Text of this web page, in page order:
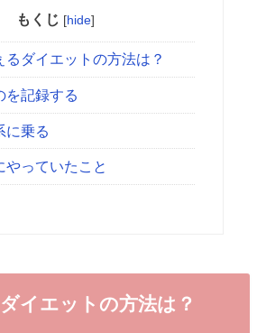
もくじ [hide]
るダイエットの方法は？
を記録する
に乗る
やっていたこと
イエットの方法は？